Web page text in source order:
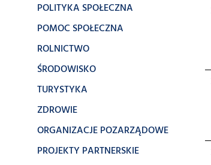
POLITYKA SPOŁECZNA
POMOC SPOŁECZNA
ROLNICTWO
ŚRODOWISKO
TURYSTYKA
ZDROWIE
ORGANIZACJE POZARZĄDOWE
PROJEKTY PARTNERSKIE